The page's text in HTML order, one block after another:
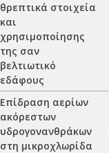
θρεπτικά στοιχεία
και
χρησιμοποίησης
της σαν
βελτιωτικό
εδάφους
Επίδραση αερίων
ακόρεστων
υδρογονανθράκων
στη μικροχλωρίδα